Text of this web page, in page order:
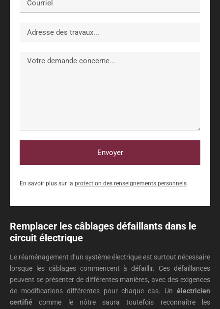
Envoyer
En savoir plus sur la protection des renseignements personnels
Remplacer les câblages défaillants dans le
circuit électrique
Le réaménagement d’un système électrique est surtout nécessaire
lorsque les câblages commencent à défaillir. Ces défaillances
peuvent se présenter de différentes manières, avec des exigences
de modifications différentes pour chaque cas. Un électricien
certifié comme le nôtre saura toutefois reconnaître les